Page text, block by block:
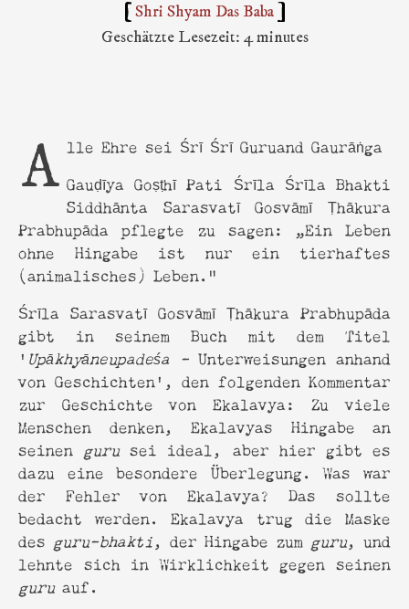
Shri Shyam Das Baba
Geschätzte Lesezeit: 4 minutes
Alle Ehre sei Śrī Śrī Guruand Gaurāṅga
Gauḍīya Goṣṭhī Pati Śrīla Śrīla Bhakti
Siddhānta Sarasvatī Gosvāmī Ṭhākura
Prabhupāda pflegte zu sagen: „Ein Leben
ohne Hingabe ist nur ein tierhaftes
(animalisches) Leben."
Śrīla Sarasvatī Gosvāmī Ṭhākura Prabhupāda
gibt in seinem Buch mit dem Titel
' Upākhyāneupadeśa - Unterweisungen anhand
von Geschichten', den folgenden Kommentar
zur Geschichte von Ekalavya: Zu viele
Menschen denken, Ekalavyas Hingabe an
seinen gurusei ideal, aber hier gibt es
dazu eine besondere Überlegung. Was war
der Fehler von Ekalavya? Das sollte
bedacht werden. Ekalavya trug die Maske
des guru-bhakti, der Hingabe zum guru, und
lehnte sich in Wirklichkeit gegen seinen
guruauf.